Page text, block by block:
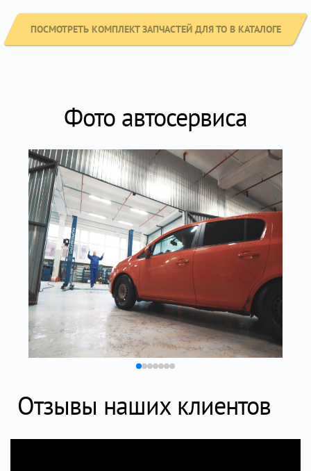
ПОСМОТРЕТЬ КОМПЛЕКТ ЗАПЧАСТЕЙ ДЛЯ ТО В КАТАЛОГЕ
Фото автосервиса
Отзывы наших клиентов